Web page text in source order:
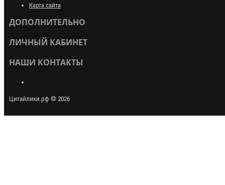
Карта сайта
ДОПОЛНИТЕЛЬНО
ЛИЧНЫЙ КАБИНЕТ
НАШИ КОНТАКТЫ
Цитайлики.рф © 2026